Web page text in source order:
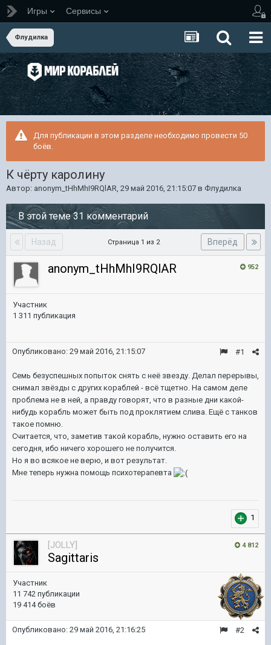
Игры Сервисы
Флудилка
Для публикации в этом разделе необходимо провести 50
боёв.
К чёрту каролину
Автор: anonym_tHhMhI9RQlAR, 29 май 2016, 21:15:07 в Флудилка
В этой теме 31 комментарий
Назад Вперёд
Страница 1 из 2
952
anonym_tHhMhI9RQlAR
Участник
1 311 публикация
#1
Опубликовано: 29 май 2016, 21:15:07
Семь безуспешных попыток снять с неё звезду. Делал перерывы,
снимал звёзды с других кораблей - всё тщетно. На самом деле
проблема не в ней, а правду говорят, что в разные дни какой-
нибудь корабль может быть под проклятием слива. Ещё с танков
такое помню.
Считается, что, заметив такой корабль, нужно оставить его на
сегодня, ибо ничего хорошего не получится.
Но я во всякое не верю, и вот результат.
Мне теперь нужна помощь психотерапевта
1
4 812
[JOLLY]
Sagittaris
Участник
11 742 публикации
19 414 боёв
#2
Опубликовано: 29 май 2016, 21:16:25